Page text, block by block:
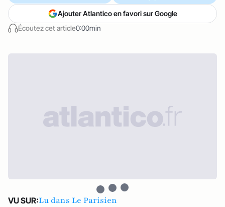
Écoutez cet article0:00min
Ajouter Atlantico en favori sur Google
VU SUR:Lu dans Le Parisien